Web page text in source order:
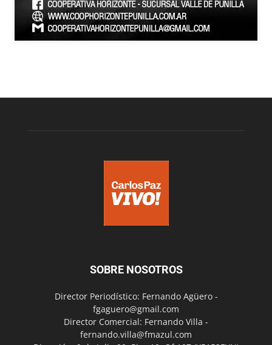
SOBRE NOSOTROS
Director Periodístico: Fernando Agüero -
fgaguero@gmail.com
Director Comercial: Fernando Villa -
fernando.villa@fmazul.com